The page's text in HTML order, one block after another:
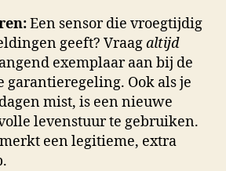
Een sensor die vroegtijdig
geeft? Vraagaltijd
exemplaar aan bij de
Ook als je
mist, is een nieuwe
levenstuur te gebruiken.
een legitieme, extra